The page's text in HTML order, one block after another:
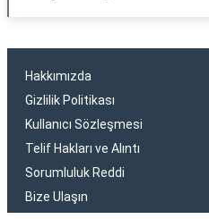
Hakkımızda
Gizlilik Politikası
Kullanıcı Sözleşmesi
Telif Hakları ve Alıntı
Sorumluluk Reddi
Bize Ulaşın